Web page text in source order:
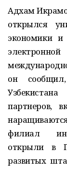
Адхам
открылся
экономики и
он
партнеров,
филиал
открыли в
развитых